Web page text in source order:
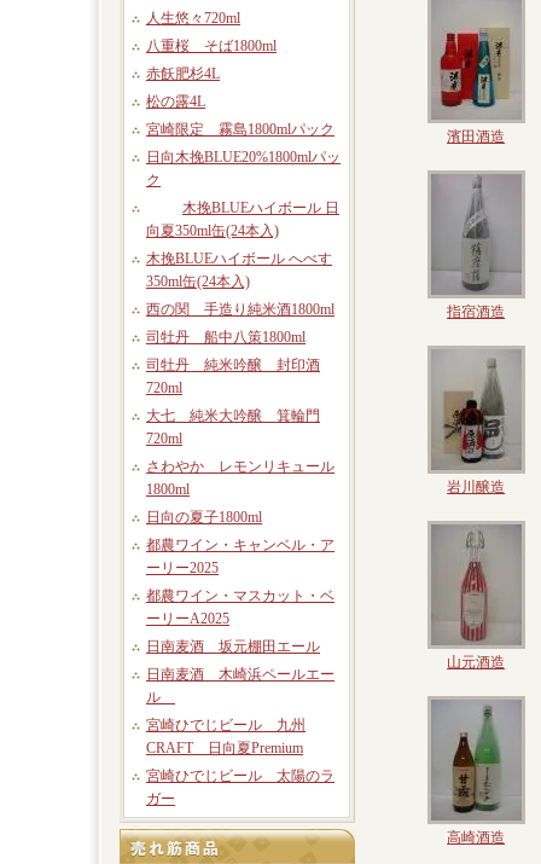
人生悠々720ml
八重桜 そば1800ml
赤飫肥杉4L
松の露4L
宮崎限定 霧島1800mlパック
日向木挽BLUE20%1800mlパッ
ク
木挽BLUEハイボール 日
向夏350ml缶(24本入)
木挽BLUEハイボール へべす
350ml缶(24本入)
西の関 手造り純米酒1800ml
司牡丹 船中八策1800ml
司牡丹 純米吟醸 封印酒
720ml
大七 純米大吟醸 箕輪門
720ml
さわやか レモンリキュール
1800ml
日向の夏子1800ml
都農ワイン・キャンベル・ア
ーリー2025
都農ワイン・マスカット・ベ
ーリーA2025
日南麦酒 坂元棚田エール
日南麦酒 木崎浜ペールエー
ル
宮崎ひでじビール 九州
CRAFT 日向夏Premium
宮崎ひでじビール 太陽のラ
ガー
濱田酒造
指宿酒造
岩川醸造
山元酒造
高崎酒造